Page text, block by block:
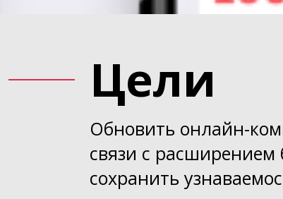
Цели
Обновить онлайн-
связи с расширением
сохранить